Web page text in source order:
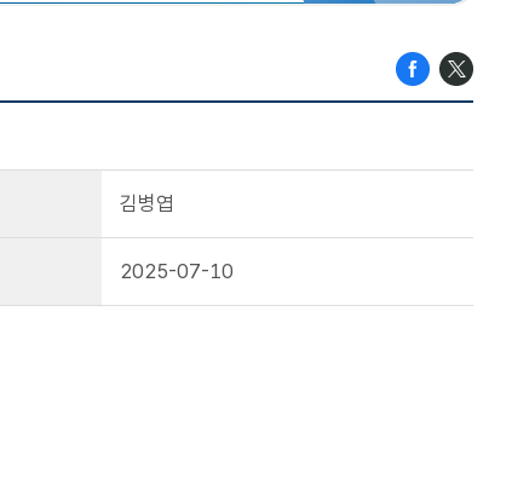
김병엽
2025-07-10